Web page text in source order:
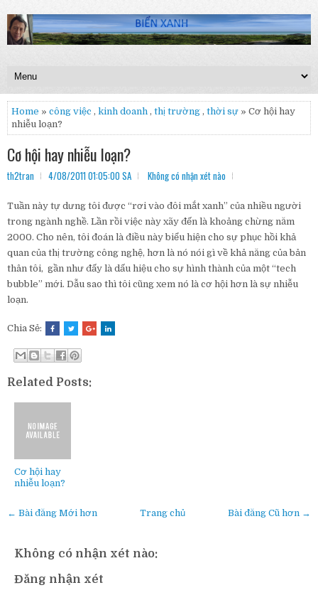
Home » công việc , kinh doanh , thị trường , thời sự » Cơ hội hay
nhiễu loạn?
Cơ hội hay nhiễu loạn?
th2tran 4/08/2011 01:05:00 SA Không có nhận xét nào
Tuần này tự dưng tôi được “rơi vào đôi mắt xanh” của nhiều người
trong ngành nghề. Lần rồi việc này xãy đến là khoảng chừng năm
2000. Cho nên, tôi đoán là điều này biểu hiện cho sự phục hồi khả
quan của thị trường công nghệ, hơn là nó nói gì về khả năng của bản
thân tôi, gần như đấy là dấu hiệu cho sự hình thành của một “tech
bubble” mới. Dẫu sao thì tôi cũng xem nó là cơ hội hơn là sự nhiễu
loạn.
Chia Sẻ:
Related Posts:
Cơ hội hay
nhiễu loạn?
← Bài đăng Mới hơn Bài đăng Cũ hơn →
Trang chủ
Không có nhận xét nào:
Đăng nhận xét